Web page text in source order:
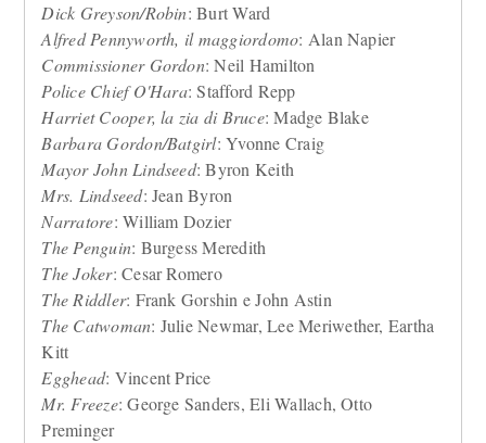
Dick Greyson/Robin: Burt Ward
Alfred Pennyworth, il maggiordomo: Alan Napier
Commissioner Gordon: Neil Hamilton
Police Chief O'Hara: Stafford Repp
Harriet Cooper, la zia di Bruce: Madge Blake
Barbara Gordon/Batgirl: Yvonne Craig
Mayor John Lindseed: Byron Keith
Mrs. Lindseed: Jean Byron
Narratore: William Dozier
The Penguin: Burgess Meredith
The Joker: Cesar Romero
The Riddler: Frank Gorshin e John Astin
The Catwoman: Julie Newmar, Lee Meriwether, Eartha
Kitt
Egghead: Vincent Price
Mr. Freeze: George Sanders, Eli Wallach, Otto
Preminger